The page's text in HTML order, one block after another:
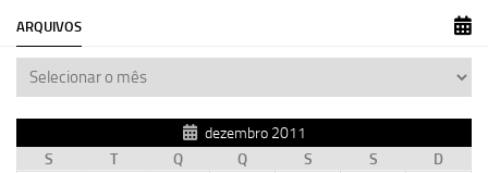
ARQUIVOS
dezembro 2011
S
T Q Q S S
D